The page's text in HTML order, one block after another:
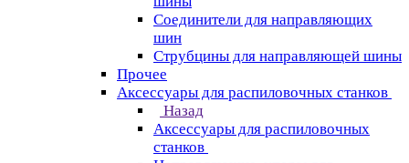
Соединители для направляющих
шин
Струбцины для направляющей шины
Прочее
Аксессуары для распиловочных станков
Назад
Аксессуары для распиловочных
станков